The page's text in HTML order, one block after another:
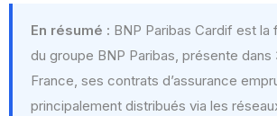
En résumé : BNP Paribas Cardif est la
du groupe BNP Paribas, présente dans
France, ses contrats d’assurance
principalement distribués via les